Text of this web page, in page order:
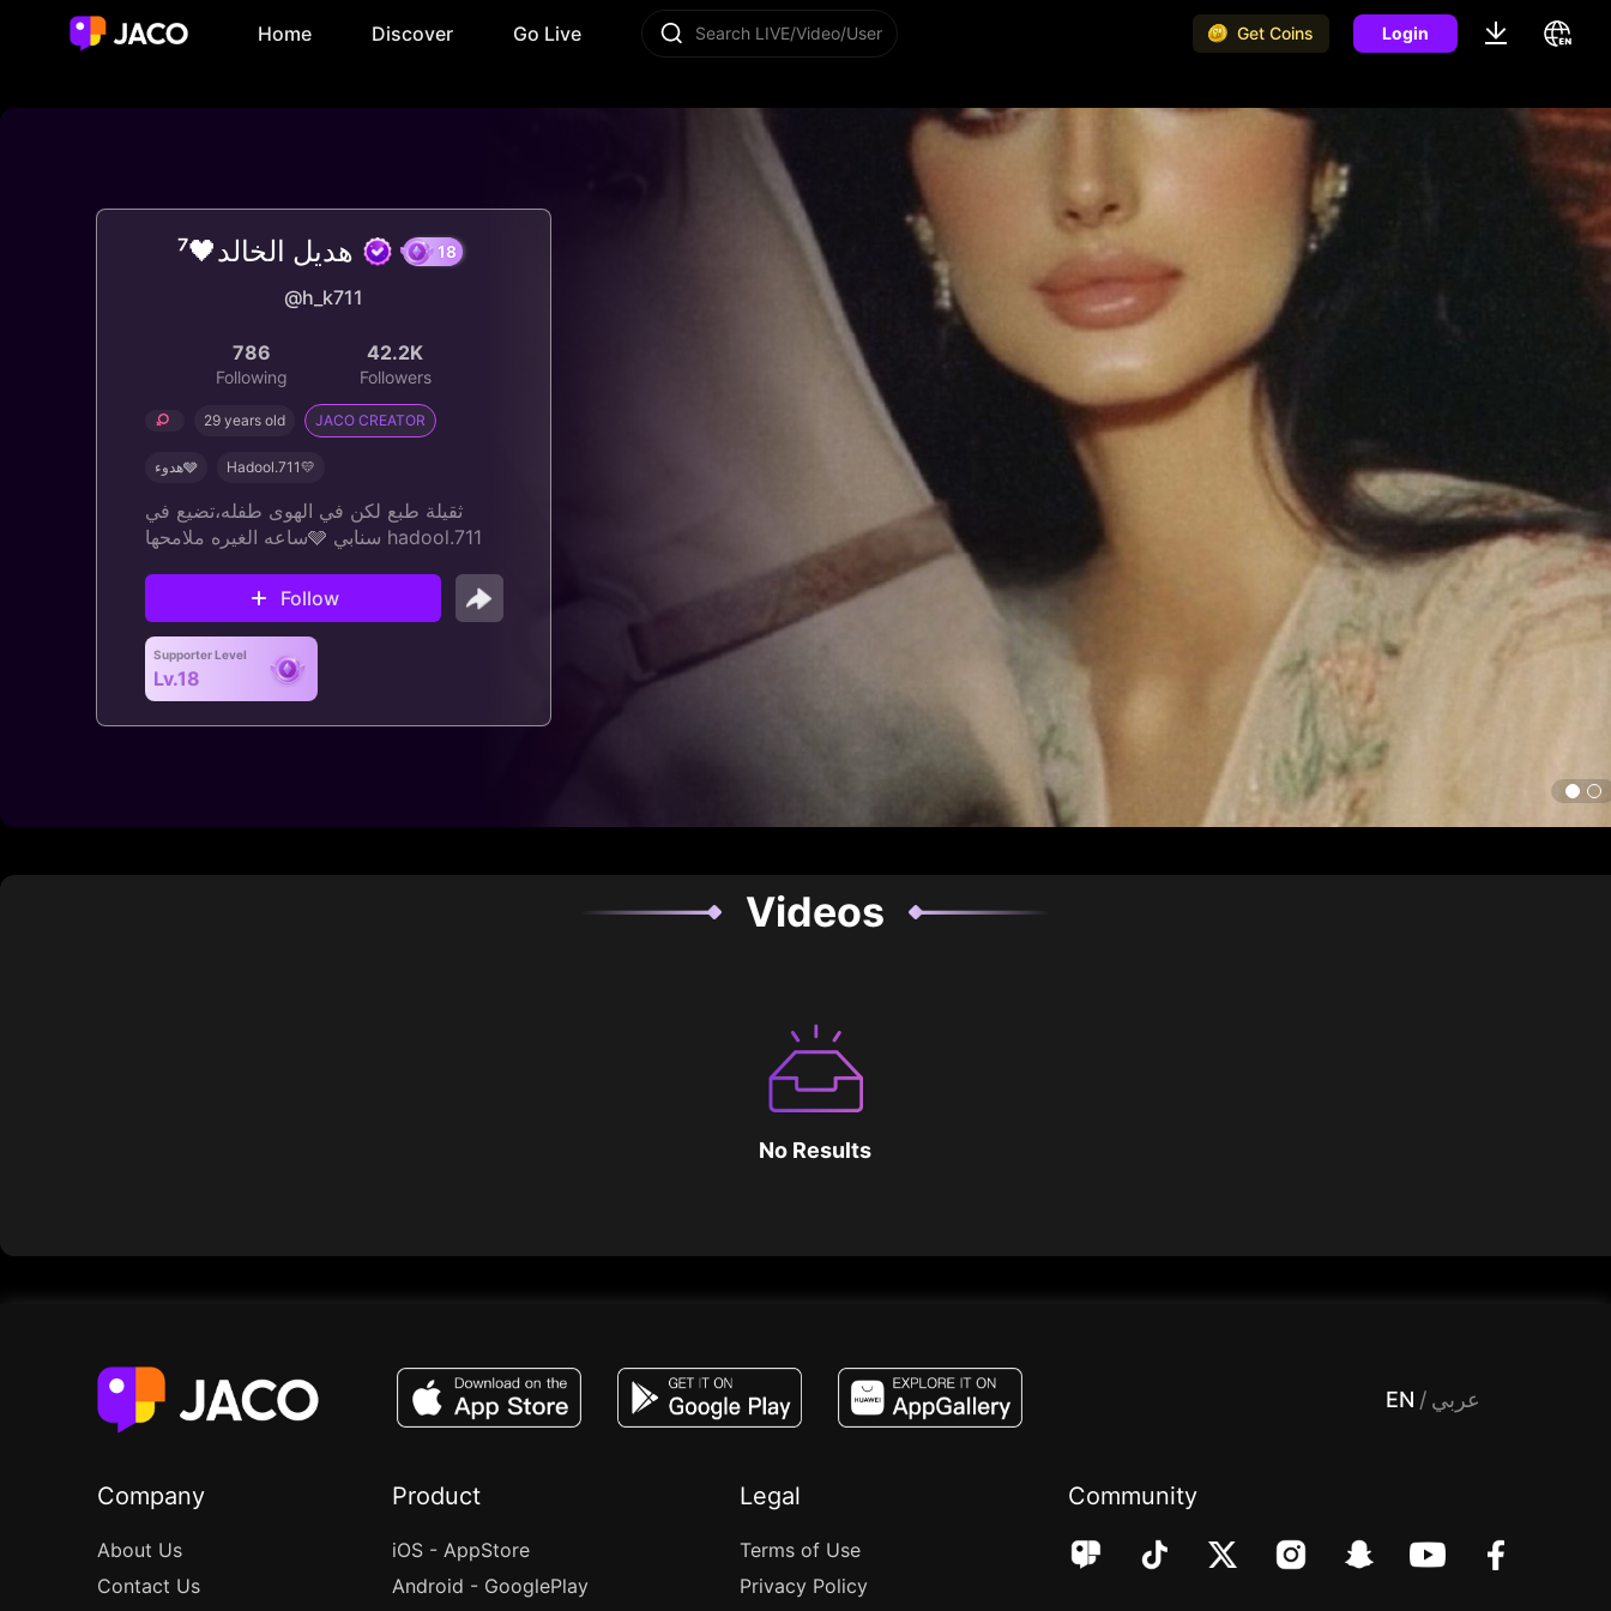
Home Discover Go Live Search LIVE/Video/User Get Coins Login
هديل الخالد🖤⁷
@h_k711
786
Following
42.2K
Followers
29 years old JACO CREATOR
هدوء🩶 Hadool.711💛
ثقيلة طبع لكن في الهوى طفله،تضيع في
ساعه الغيره ملامحها🩶 سنابي hadool.711
Follow
Supporter Level
Lv.18
Videos
No Results
EN / عربي
Company
About Us
Contact Us
Product
iOS - AppStore
Android - GooglePlay
Legal
Terms of Use
Privacy Policy
Community